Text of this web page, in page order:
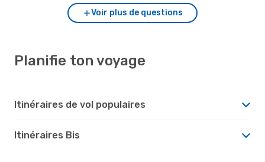
Voir plus de questions
Planifie ton voyage
Itinéraires de vol populaires
Itinéraires Bis